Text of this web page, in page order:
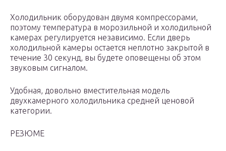
Холодильник оборудован двумя компрессорами,
поэтому температура в морозильной и холодильной
камерах регулируется независимо. Если дверь
холодильной камеры остается неплотно закрытой в
течение 30 секунд, вы будете оповещены об этом
звуковым сигналом.
Удобная, довольно вместительная модель
двухкамерного холодильника средней ценовой
категории.
РЕЗЮМЕ